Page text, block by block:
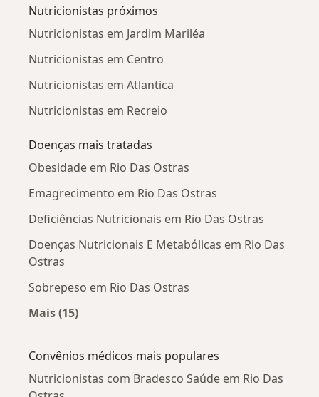
Nutricionistas próximos
Nutricionistas em Jardim Mariléa
Nutricionistas em Centro
Nutricionistas em Atlantica
Nutricionistas em Recreio
Doenças mais tratadas
Obesidade em Rio Das Ostras
Emagrecimento em Rio Das Ostras
Deficiências Nutricionais em Rio Das Ostras
Doenças Nutricionais E Metabólicas em Rio Das
Ostras
Sobrepeso em Rio Das Ostras
Mais (15)
Convênios médicos mais populares
Nutricionistas com Bradesco Saúde em Rio Das